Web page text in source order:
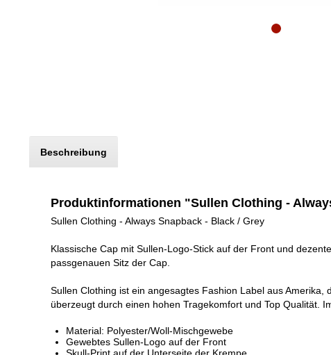
Beschreibung
Produktinformationen "Sullen Clothing -
Sullen Clothing - Always Snapback - Black / Grey
Klassische Cap mit Sullen-Logo-Stick auf der Front und
passgenauen Sitz der Cap.
Sullen Clothing ist ein angesagtes Fashion Label aus
überzeugt durch einen hohen Tragekomfort und Top Qualität.
Material: Polyester/Woll-Mischgewebe
Gewebtes Sullen-Logo auf der Front
Skull-Print auf der Unterseite der Krempe